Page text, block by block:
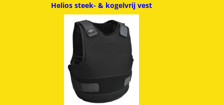
Helios steek- & kogelvrij vest